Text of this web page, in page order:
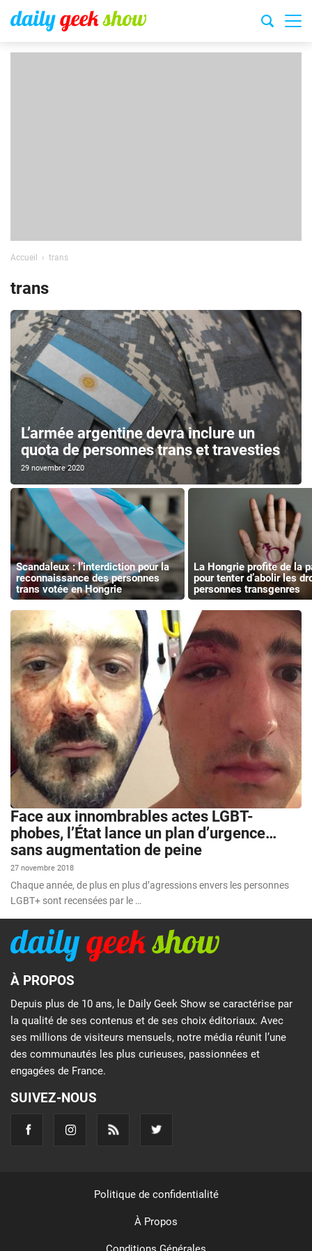
Accueil trans
trans
L’armée argentine devra inclure un
quota de personnes trans et travesties
29 novembre 2020
Scandaleux : l’interdiction pour la
reconnaissance des personnes
trans votée en Hongrie
La Hongrie profite de la
pour tenter d’abolir les
personnes transgenres
Face aux innombrables actes LGBT-
phobes, l’État lance un plan d’urgence…
sans augmentation de peine
27 novembre 2018
Chaque année, de plus en plus d’agressions envers les personnes
LGBT+ sont recensées par le …
À PROPOS
Depuis plus de 10 ans, le Daily Geek Show se caractérise par
la qualité de ses contenus et de ses choix éditoriaux. Avec
ses millions de visiteurs mensuels, notre média réunit l’une
des communautés les plus curieuses, passionnées et
engagées de France.
SUIVEZ-NOUS
Politique de confidentialité
À Propos